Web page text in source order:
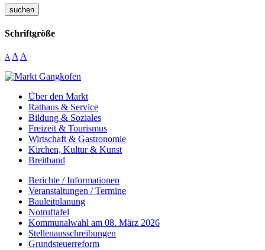
suchen
Schriftgröße
A A A
Über den Markt
Rathaus & Service
Bildung & Soziales
Freizeit & Tourismus
Wirtschaft & Gastronomie
Kirchen, Kultur & Kunst
Breitband
Berichte / Informationen
Veranstaltungen / Termine
Bauleitplanung
Notruftafel
Kommunalwahl am 08. März 2026
Stellenausschreibungen
Grundsteuerreform